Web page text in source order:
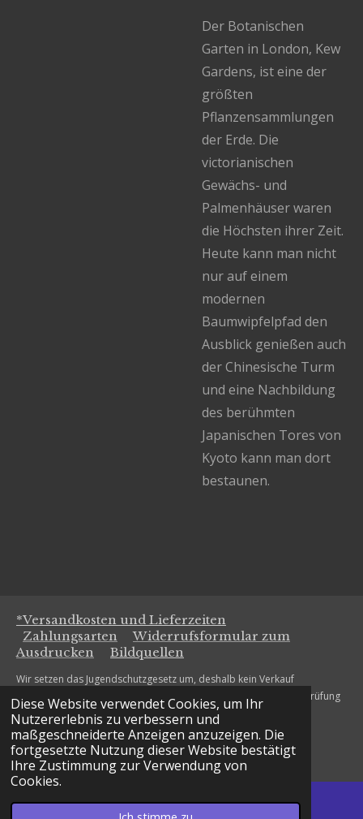
Diese Website verwendet Cookies, um Ihr
Nutzererlebnis zu verbessern und
maßgeschneiderte Anzeigen anzuzeigen. Die
fortgesetzte Nutzung dieser Website bestätigt
Ihre Zustimmung zur Verwendung von
Cookies.
Der Botanischen
Garten in London, Kew
Gardens, ist eine der
größten
Pflanzensammlungen
der Erde. Die
victorianischen
Gewächs- und
Palmenhäuser waren
die Höchsten ihrer Zeit.
Heute kann man nicht
nur auf einem
modernen
Baumwipfelpfad den
Ausblick genießen auch
der Chinesische Turm
und eine Nachbildung
des berühmten
Japanischen Tores von
Kyoto kann man dort
bestaunen.
*Versandkosten und Lieferzeiten
Zahlungsarten
Widerrufsformular zum
Ausdrucken
Bildquellen
Wir setzen das Jugendschutzgesetz um, deshalb kein Verkauf
alkoholischer Getränke an Personen unter 18 Jahren. Die Altersprüfung
erfolgt bei Bestellung.
www.massvoll-geniessen.de
© 2021 - 2026 The Gin Sisters